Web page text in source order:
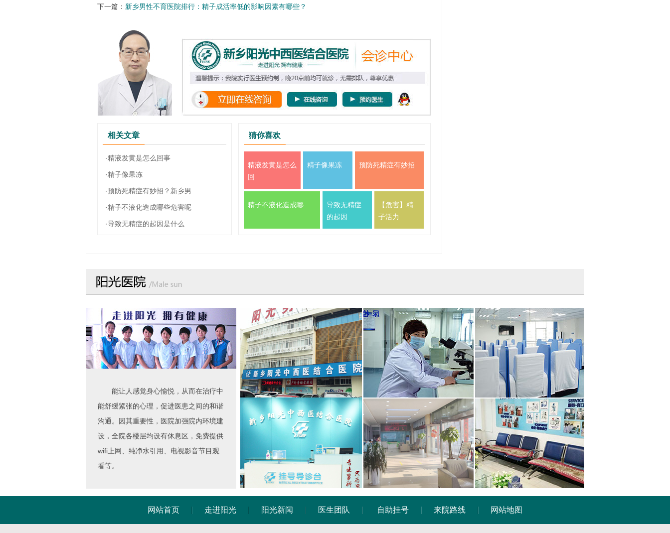
下一篇： 新乡男性不育医院排行：精子成活率低的影响因素有哪些？
相关文章
·精液发黄是怎么回事
·精子像果冻
·预防死精症有妙招？新乡男
·精子不液化造成哪些危害呢
·导致无精症的起因是什么
猜你喜欢
精液发黄是怎么
回
精子像果冻 预防死精症有妙招
精子不液化造成哪
导致无精症
的起因
【危害】精
子活力
能让人感觉身心愉悦，从而在治疗中
能舒缓紧张的心理，促进医患之间的和谐
沟通。因其重要性，医院加强院内环境建
设，全院各楼层均设有休息区，免费提供
wifi上网、纯净水引用、电视影音节目观
看等。
网站首页 走进阳光 阳光新闻 医生团队 自助挂号 来院路线 网站地图